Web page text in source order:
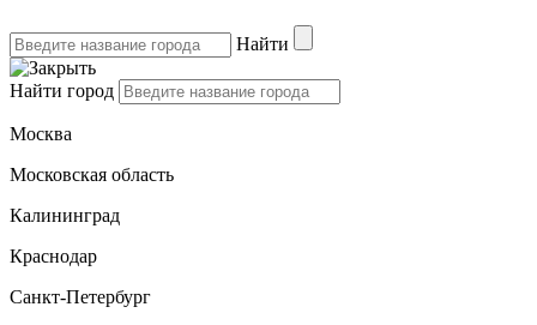
Найти
Найти город
Москва
Московская область
Калининград
Краснодар
Санкт-Петербург